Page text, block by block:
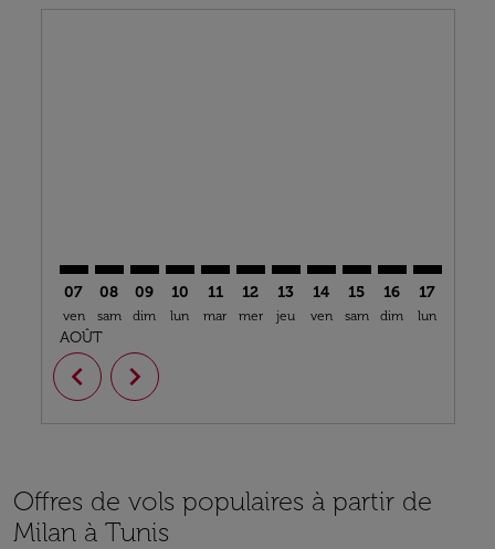
07
ven
AOÛT
08
sam
09
dim
10
lun
11
mar
12
mer
13
jeu
14
ven
15
sam
16
dim
17
lun
chevron_left chevron_right
Offres de vols populaires à partir de
Milan à Tunis